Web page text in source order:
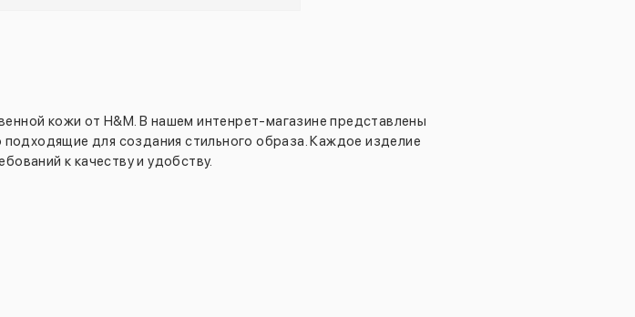
кожи от H&M. В нашем интенрет-магазине представлены
для создания стильного образа. Каждое изделие
к качеству и удобству.